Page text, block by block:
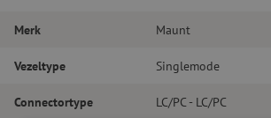
Merk Maunt
Vezeltype Singlemode
Connectortype LC/PC - LC/PC